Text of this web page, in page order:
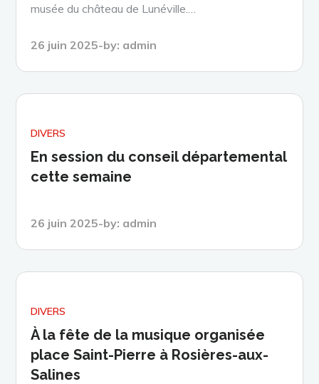
musée du château de Lunéville.…
Posted
26 juin 2025 by: admin
DIVERS
En session du conseil départemental
cette semaine
Posted
26 juin 2025 by: admin
DIVERS
À la fête de la musique organisée
place Saint-Pierre à Rosières-aux-
Salines